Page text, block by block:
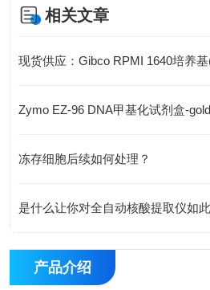
相关文章
现货供应：Gibco RPMI 1640培养
Zymo EZ-96 DNA甲基化试剂盒-
冻存细胞后续如何处理？
是什么让你对全自动核酸提取仪如
产品介绍